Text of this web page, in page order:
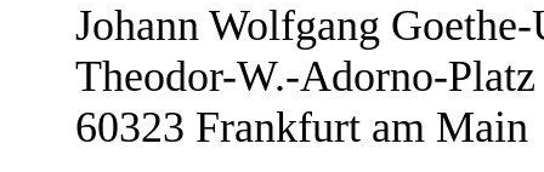
Johann Wolfgang
Theodor-W.-Adorno-Platz
60323 Frankfurt am Main